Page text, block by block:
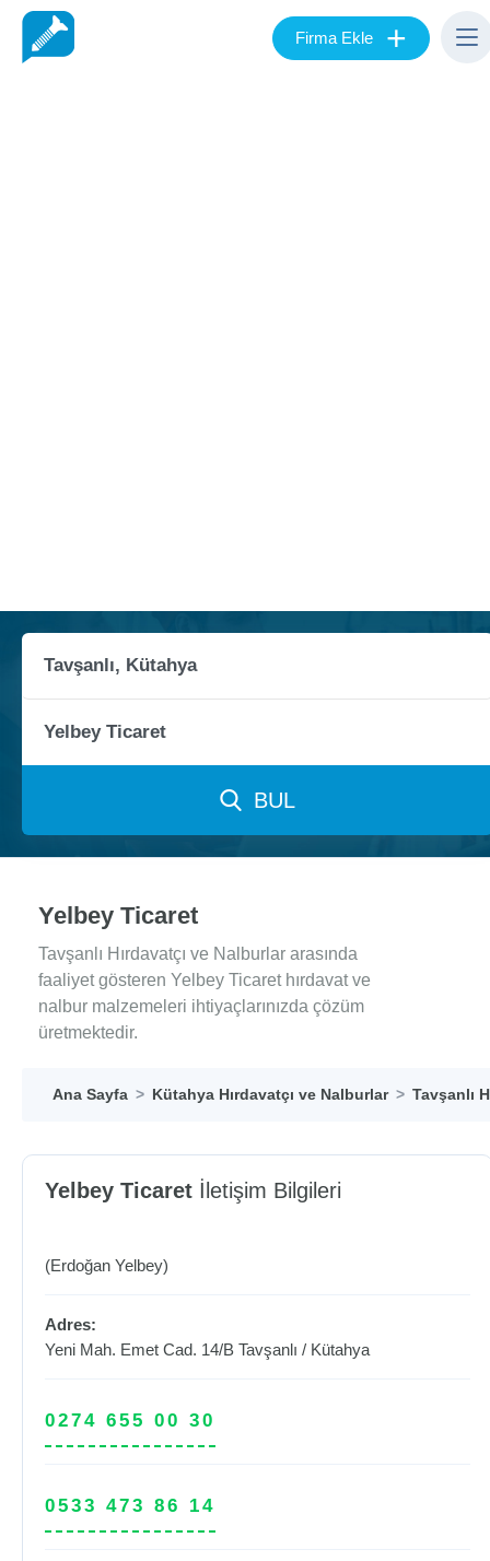
Firma Ekle +
BUL
Yelbey Ticaret
Tavşanlı Hırdavatçı ve Nalburlar arasında
faaliyet gösteren Yelbey Ticaret hırdavat ve
nalbur malzemeleri ihtiyaçlarınızda çözüm
üretmektedir.
Ana Sayfa Kütahya Hırdavatçı ve Nalburlar Tavşanlı
Yelbey Ticaret İletişim Bilgileri
(Erdoğan Yelbey)
Adres:
Yeni Mah. Emet Cad. 14/B Tavşanlı / Kütahya
0274 655 00 30
0533 473 86 14